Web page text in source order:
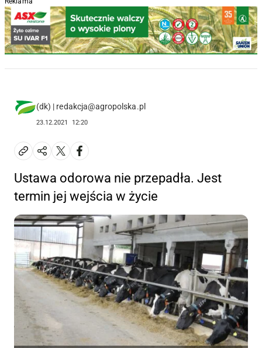
(dk) | redakcja@agropolska.pl
23.12.2021 12:20
Ustawa odorowa nie przepadła. Jest
termin jej wejścia w życie